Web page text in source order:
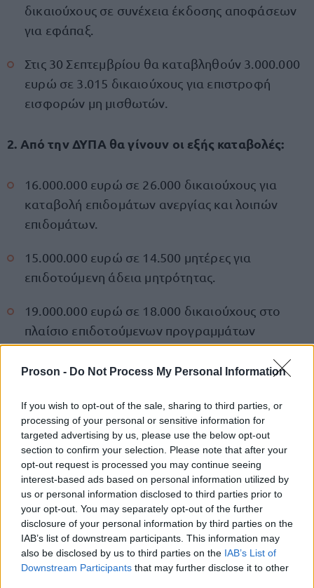
Proson - Do Not Process My Personal Information
If you wish to opt-out of the sale, sharing to third parties, or
processing of your personal or sensitive information for
targeted advertising by us, please use the below opt-out
section to confirm your selection. Please note that after your
opt-out request is processed you may continue seeing
interest-based ads based on personal information utilized by
us or personal information disclosed to third parties prior to
your opt-out. You may separately opt-out of the further
disclosure of your personal information by third parties on the
IAB’s list of downstream participants. This information may
also be disclosed by us to third parties on the IAB’s List of
Downstream Participants that may further disclose it to other
δικαιούχους σε συνέχεια έκδοσης αποφάσεων
για εφάπαξ.
Στις 30 Σεπτεμβρίου θα καταβληθούν 3.000.000
ευρώ σε 3.015 δικαιούχους για επιστροφή
εισφορών μη μισθωτών.
2. Από την ΔΥΠΑ θα γίνουν οι εξής καταβολές:
16.000.000 ευρώ σε 26.000 δικαιούχους για
καταβολή επιδομάτων ανεργίας και λοιπών
επιδομάτων.
15.000.000 ευρώ σε 14.500 μητέρες για
επιδοτούμενη άδεια μητρότητας.
19.000.000 ευρώ σε 18.000 δικαιούχους στο
πλαίσιο επιδοτούμενων προγραμμάτων
απασχόλησης.
την πληρωμή εισφορών προγραμμάτων
κοινωφελούς χαρακτήρα.
160.000 ευρώ σε 2 δικαιούχους του
προγράμματος «Σπίτι μου».
ΑΣΕΠ: Πιστοποίηση Αγγλικών σε
μόνο 2 ημέρες στα χέρια σας